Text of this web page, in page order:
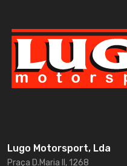
Lugo Motorsport, Lda
Praça D.Maria II, 1268